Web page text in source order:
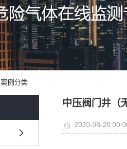
案例分类
中压阀门井（
2020-08-20